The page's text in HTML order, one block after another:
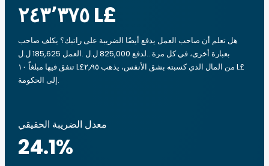
‏٢٤٣٬٣٧٥ L£
هل تعلم أن صاحب العمل يدفع أيضًا الضريبة على راتبك؟ يكلف صاحب
العمل 185,625 ل.ل.‎ لدفع 825,000 ل.ل.‎. بعبارة أخرى، في كل مرة
تنفق فيها مبلغاً ‏١٠ L£من المال الذي كسبته بشق الأنفس، يذهب ‏٢٫٩٥ L£
إلى الحكومة.
معدل الضريبة الحقيقي
24.1%